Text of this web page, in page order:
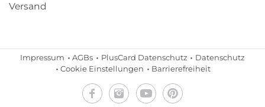
Versand
Impressum AGBs PlusCard Datenschutz
Datenschutz
Cookie Einstellungen
Barrierefreiheit